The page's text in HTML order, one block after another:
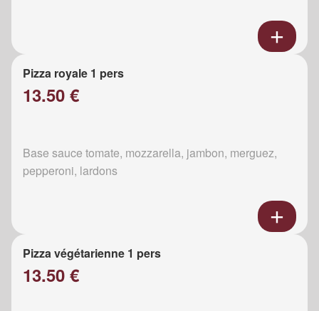
Pizza royale 1 pers
13.50 €
Base sauce tomate, mozzarella, jambon, merguez,
pepperoni, lardons
Pizza végétarienne 1 pers
13.50 €